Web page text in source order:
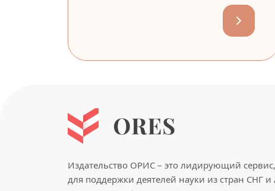
Издательство ОРИС – это лидирующий
для поддержки деятелей науки из стран СНГ и